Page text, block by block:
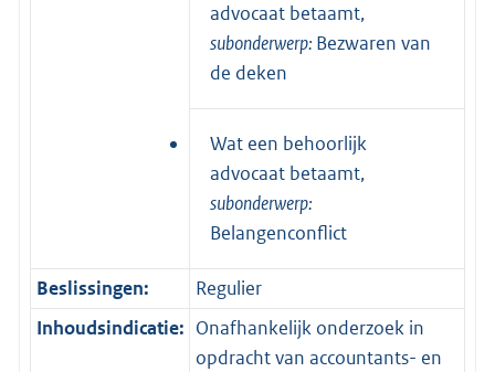
advocaat betaamt,
subonderwerp: Bezwaren van
de deken
Wat een behoorlijk
advocaat betaamt,
subonderwerp:
Belangenconflict
Beslissingen:
Regulier
Inhoudsindicatie: Onafhankelijk onderzoek in
opdracht van accountants- en